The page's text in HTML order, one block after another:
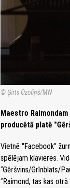
© Ģirts Ozoliņš/MN
Maestro
producētā platē
Vietnē "Facebook"
spēlējam klavieres.
“Gēršvins/Grīnblats/
“Raimond, tas kas